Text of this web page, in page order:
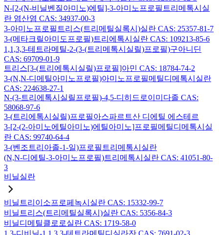
N-[2-(N-비닐벤질아미노)에틸]-3-아미노프로필트리메톡시실
란 염산염 CAS: 34937-00-3
3-아미노프로필트리스(트리메틸실록시)실란 CAS: 25357-81-7
3-(메타크릴아미도프로필)트리에톡시실란 CAS: 109213-85-6
1,1,3,3-테트라메틸-2-(3-(트리메톡시실릴)프로필)구아니딘
CAS: 69709-01-9
트리스[3-(트리에톡시실릴)프로필]아민 CAS: 18784-74-2
3-(N,N-디메틸아미노프로필)아미노프로필메틸디메톡시실란
CAS: 224638-27-1
N-(3-트리에톡시실릴프로필)-4,5-디히드로이미다졸 CAS:
58068-97-6
3-(트리에톡시실릴)프로필아스파르트산 디에틸 에스테르
3-[2-(2-아미노에틸아미노)에틸아미노]프로필메틸디메톡시실
란 CAS: 99740-64-4
3-(벤조트리아졸-1-일)프로필트리메톡시실란
(N,N-디에틸-3-아미노프로필)트리메톡시실란 CAS: 41051-80-
3
비닐실란
비닐트리이소프로페녹시실란 CAS: 15332-99-7
비닐트리스(트리메틸실록시)실란 CAS: 5356-84-3
비닐디메틸클로로실란 CAS: 1719-58-0
1,3-디비닐-1,1,3,3-테트라메틸디실라잔 CAS: 7691-02-3